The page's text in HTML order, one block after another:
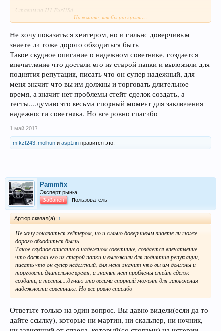
Ставим на H1 EurUSd
Если вы хейтер, не качайте плиз...просто пройдите мимо
Нажмите, чтобы раскрыть...
Не хочу показаться хейтером, но и сильно доверчивым
знаете ли тоже дорого обходиться быть
Такое скудное описание о надежном советнике, создается
впечатление что достали его из старой папки и выложили для
поднятия репутации, писать что он супер надежный, для
меня значит что вы им должны и торговать длительное
время, а значит нет проблемы стейт сделок создать, а
тесты....думаю это весьма спорный момент для заключения
надежности советника. Но все ровно спасибо
1 май 2017
mfkzt243 molhun и asp1rin нравится это.
Pammfix
Эксперт рынка
Забанен
Пользователь
Артюр сказал(а): ↑
Не хочу показаться хейтером, но и сильно доверчивым знаете ли тоже
дорого обходиться быть
Такое скудное описание о надежном советнике, создается впечатление
что достали его из старой папки и выложили для поднятия репутации,
писать что он супер надежный, для меня значит что вы им должны и
торговать длительное время, а значит нет проблемы стейт сделок
создать, а тесты....думаю это весьма спорный момент для заключения
надежности советника. Но все ровно спасибо
Ответьте только на один вопрос. Вы давно видели(если да то
дайте ссылку), которые ни мартин, ни скальпер, ни ночник,